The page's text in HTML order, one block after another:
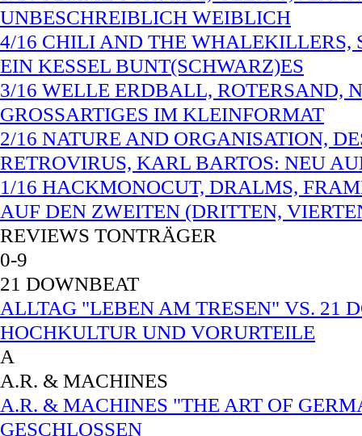
UNBESCHREIBLICH WEIBLICH
4/16 CHILI AND THE
EIN KESSEL BUNT(SCHWARZ)ES
3/16 WELLE ERDBALL, ROTERSAND,
GROSSARTIGES IM KLEINFORMAT
2/16 NATURE AND ORGANISATION,
RETROVIRUS, KARL BARTOS: NEU
1/16 HACKMONOCUT, DRALMS,
AUF DEN ZWEITEN (DRITTEN,
REVIEWS TONTRÄGER
0-9
21 DOWNBEAT
ALLTAG "LEBEN AM TRESEN" VS. 21
HOCHKULTUR UND VORURTEILE
A
A.R. & MACHINES
A.R. & MACHINES "THE ART OF
GESCHLOSSEN